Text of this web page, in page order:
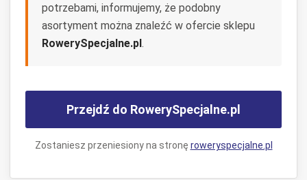
potrzebami, informujemy, że podobny
asortyment można znaleźć w ofercie sklepu
RowerySpecjalne.pl.
Przejdź do RowerySpecjalne.pl
Zostaniesz przeniesiony na stronę roweryspecjalne.pl